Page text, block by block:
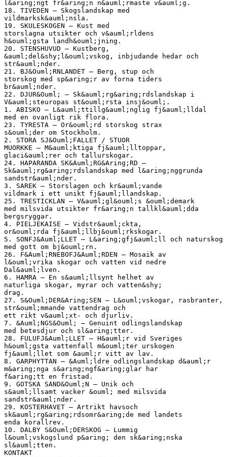
l&aring;ngt fr&aring;n n&auml;rmaste v&auml;g.
18. TIVEDEN – Skogslandskap med
vildmarksk&auml;nsla.
19. SKULESKOGEN – Kust med
storslagna utsikter och v&auml;rldens
h&ouml;gsta landh&ouml;jning.
20. STENSHUVUD – Kustberg,
&auml;del&shy;l&ouml;vskog, inbjudande hedar och
str&auml;nder.
21. BJ&Ouml;RNLANDET – Berg, stup och
storskog med sp&aring;r av forna tiders
br&auml;nder.
22. DJUR&Ouml; – Sk&auml;rg&aring;rdslandskap i
V&auml;steuropas st&ouml;rsta insj&ouml;.
1. ABISKO – L&auml;ttillg&auml;nglig fj&auml;lldal
med en ovanligt rik flora.
23. TYRESTA – Or&ouml;rd storskog strax
s&ouml;der om Stockholm.
2. STORA SJ&Ouml;FALLET / STUOR
MUORKKE – M&auml;ktiga fj&auml;lltoppar,
glaci&auml;rer och tallurskogar.
24. HAPARANDA SK&Auml;RG&Aring;RD –
Sk&auml;rg&aring;rdslandskap med l&aring;nggrunda
sandstr&auml;nder.
3. SAREK – Storslagen och kr&auml;vande
vildmark i ett unikt fj&auml;llandskap.
25. TRESTICKLAN – V&auml;gl&ouml;s &ouml;demark
med milsvida utsikter fr&aring;n tallkl&auml;dda
bergsryggar.
4. PIELJEKAISE – Vidstr&auml;ckta,
or&ouml;rda fj&auml;llbj&ouml;rkskogar.
5. SONFJ&Auml;LLET – L&aring;gfj&auml;ll och naturskog
med gott om bj&ouml;rn.
26. F&Auml;RNEBOFJ&Auml;RDEN – Mosaik av
l&ouml;vrika skogar och vatten vid nedre
Dal&auml;lven.
6. HAMRA – En s&auml;llsynt helhet av
naturliga skogar, myrar och vatten&shy;
drag.
27. S&Ouml;DER&Aring;SEN – L&ouml;vskogar, rasbranter,
str&ouml;mmande vattendrag och
ett rikt v&auml;xt- och djurliv.
7. &Auml;NGS&Ouml; – Genuint odlingslandskap
med betesdjur och sl&aring;tter.
28. FULUFJ&Auml;LLET – H&auml;r vid Sveriges
h&ouml;gsta vattenfall m&ouml;ter urskogen
fj&auml;llet som &auml;r vitt av lav.
8. GARPHYTTAN – &Auml;ldre odlingslandskap d&auml;r
m&aring;nga s&aring;ngf&aring;glar har
f&aring;tt en fristad.
9. GOTSKA SAND&Ouml;N – Unik och
s&auml;llsamt vacker &ouml; med milsvida
sandstr&auml;nder.
29. KOSTERHAVET – Artrikt havsoch
sk&auml;rg&aring;rdsomr&aring;de med landets
enda korallrev.
10. DALBY S&Ouml;DERSKOG – Lummig
l&ouml;vskogslund p&aring; den sk&aring;nska
sl&auml;tten.
KONTAKT